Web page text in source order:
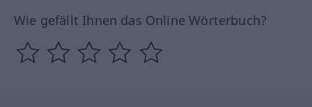
Wie gefällt Ihnen das Online Wörterbuch?